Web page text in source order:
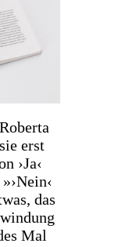
erst
›Ja‹
das
Mal